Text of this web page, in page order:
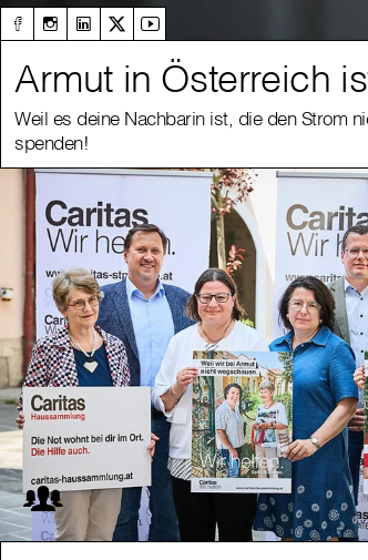
Armut in Österreich
Weil es deine Nachbarin ist, die den Strom
spenden!